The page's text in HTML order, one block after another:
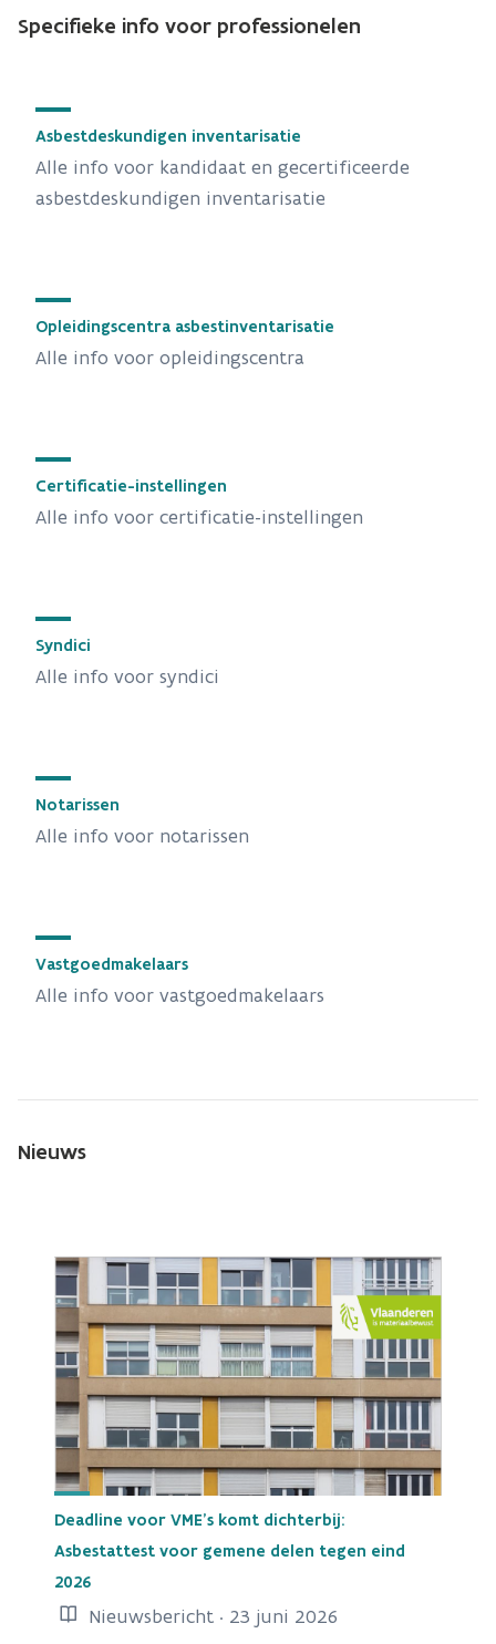
Specifieke info voor professionelen
Asbestdeskundigen inventarisatie
Alle info voor kandidaat en gecertificeerde
asbestdeskundigen inventarisatie
Opleidingscentra asbestinventarisatie
Alle info voor opleidingscentra
Certificatie-instellingen
Alle info voor certificatie-instellingen
Syndici
Alle info voor syndici
Notarissen
Alle info voor notarissen
Vastgoedmakelaars
Alle info voor vastgoedmakelaars
Nieuws
Deadline voor VME's komt dichterbij:
Asbestattest voor gemene delen tegen eind
2026
Nieuwsbericht · 23 juni 2026